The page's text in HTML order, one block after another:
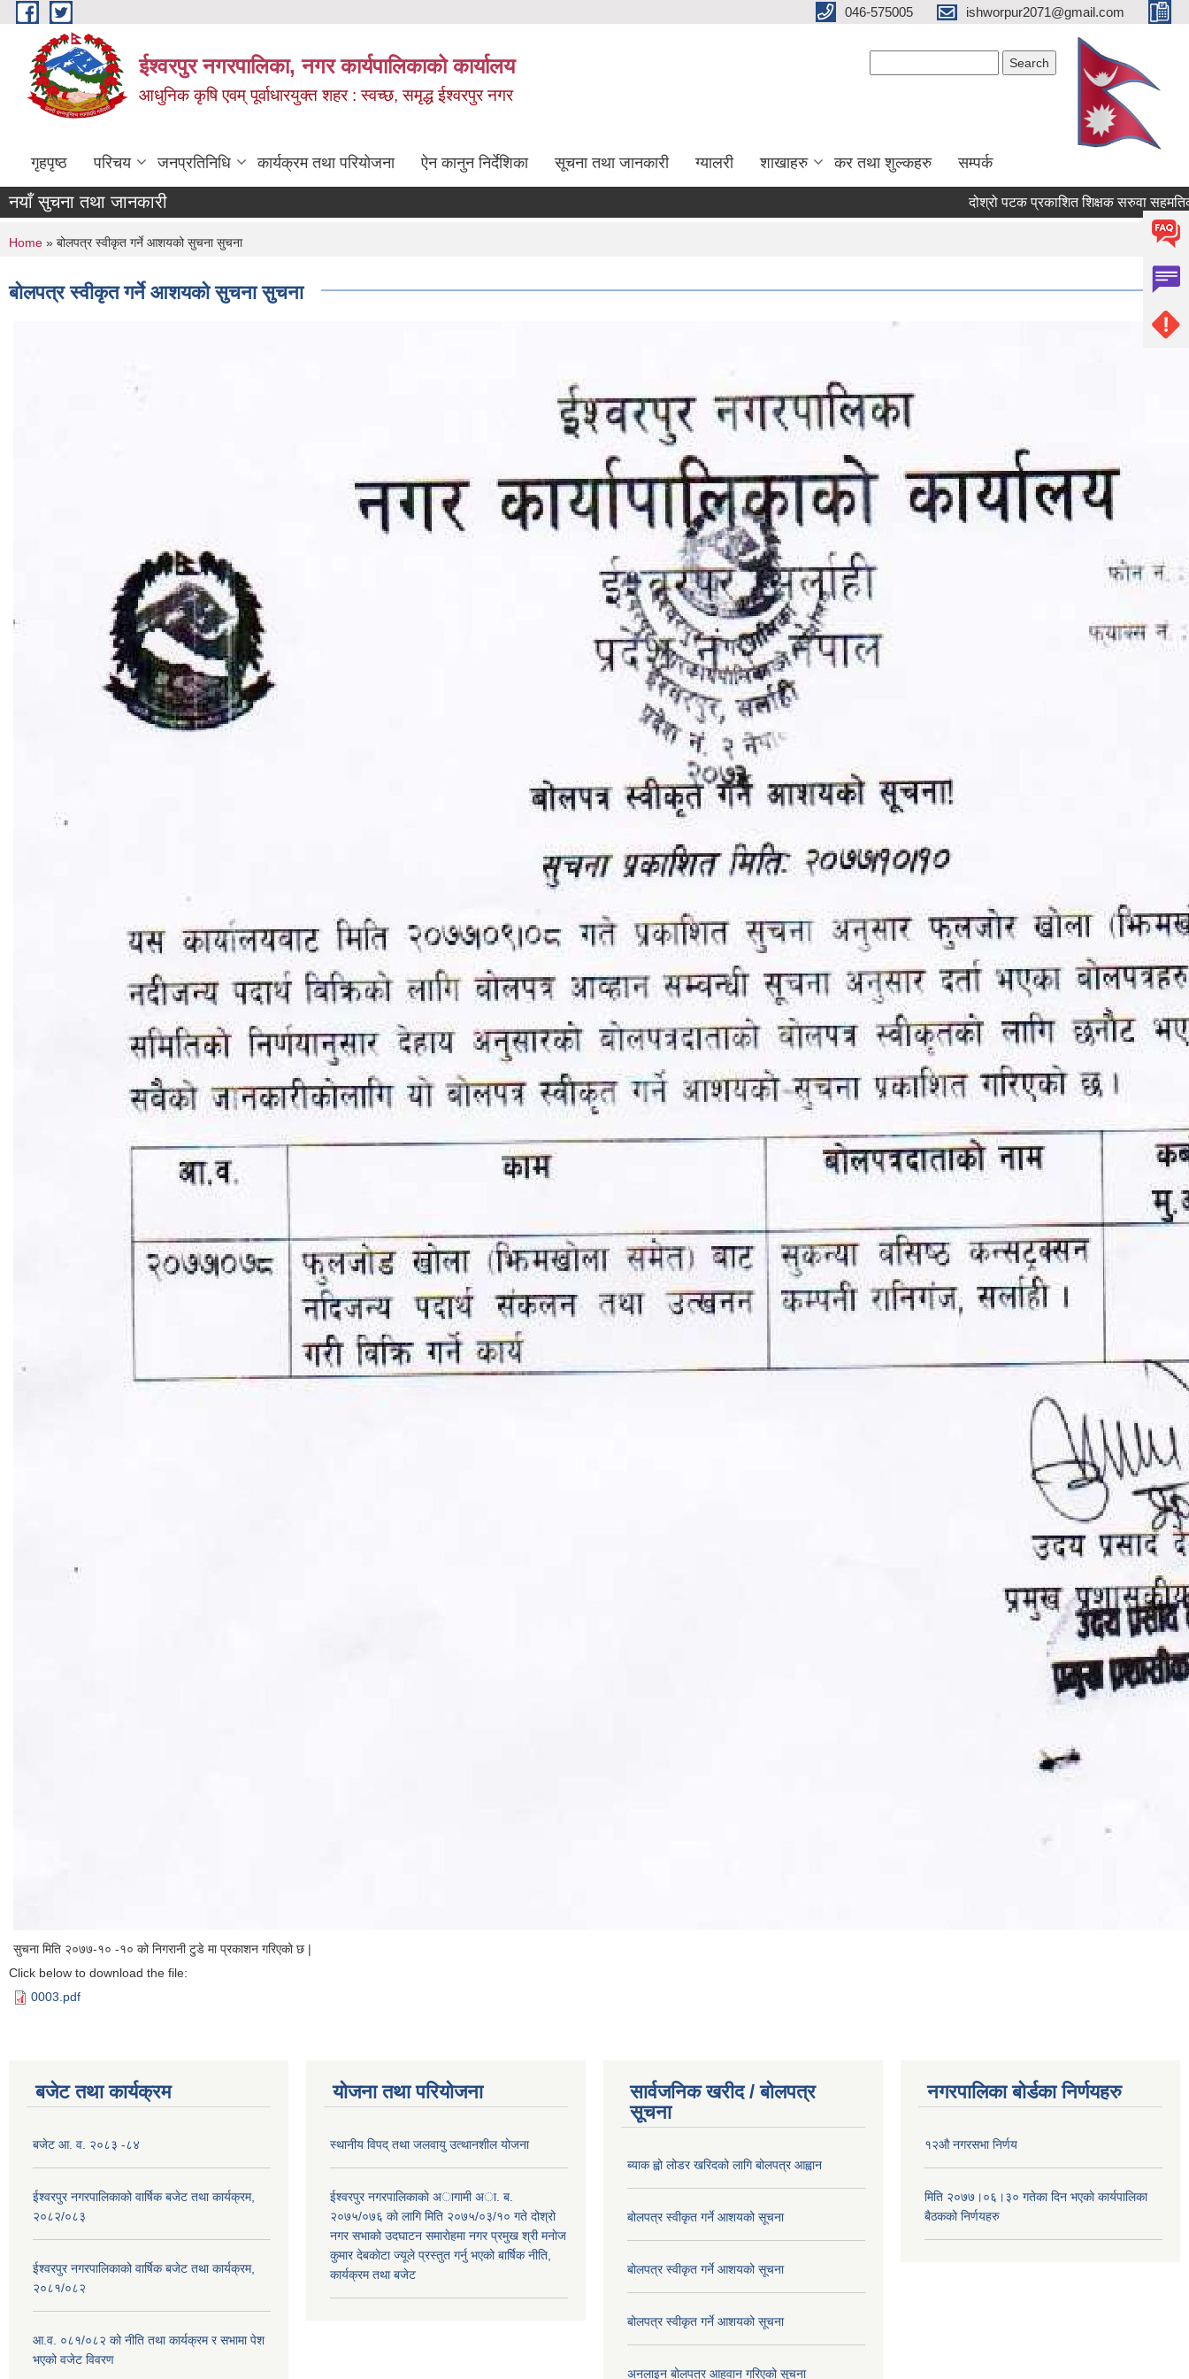
Skip to main content 046-575005 ishworpur2071@gmail.com
ईश्वरपुर नगरपालिका, नगर कार्यपालिकाको कार्यालय
आधुनिक कृषि एवम् पूर्वाधारयुक्त शहर : स्वच्छ, समृद्ध ईश्वरपुर नगर
गृहपृष्ठ परिचय जनप्रतिनिधि कार्यक्रम तथा परियोजना ऐन कानुन निर्देशिका सूचना तथा जानकारी ग्यालरी शाखाहरु कर तथा शुल्कहरु सम्पर्क
नयाँ सुचना तथा जानकारी दोश्रो पटक प्रकाशित शिक्षक सरुवा सहमतिको लागि
You are here
Home » बोलपत्र स्वीकृत गर्ने आशयको सुचना सुचना
बोलपत्र स्वीकृत गर्ने आशयको सुचना सुचना
सुचना मिति २०७७-१० -१० को निगरानी टुडे मा प्रकाशन गरिएको छ |
Click below to download the file:
0003.pdf
बजेट तथा कार्यक्रम
बजेट आ. व. २०८३ -८४
ईश्वरपुर नगरपालिकाको वार्षिक बजेट तथा कार्यक्रम,
२०८२/०८३
ईश्वरपुर नगरपालिकाको वार्षिक बजेट तथा कार्यक्रम,
२०८१/०८२
आ.व. ०८१/०८२ को नीति तथा कार्यक्रम र सभामा पेश
भएको वजेट विवरण
योजना तथा परियोजना
स्थानीय विपद् तथा जलवायु उत्थानशील योजना
ईश्वरपुर नगरपालिकाकाे अागामी अा. ब.
२०७५/०७६ काे लागि मिति २०७५/०३/१० गते दोश्रो
नगर सभाको उदघाटन समाराेहमा नगर प्रमुख श्री मनाेज
कुमार देबकाेटा ज्यूले प्रस्तुत गर्नु भएको बार्षिक नीति,
कार्यक्रम तथा बजेट
सार्वजनिक खरीद / बोलपत्र
सूचना
ब्याक ह्वो लोडर खरिदको लागि बोलपत्र आह्वान
बोलपत्र स्वीकृत गर्ने आशयको सूचना
बोलपत्र स्वीकृत गर्ने आशयको सूचना
बोलपत्र स्वीकृत गर्ने आशयको सूचना
अनलाइन बोलपत्र आहवान गरिएको सूचना
नगरपालिका बोर्डका निर्णयहरु
१२औ नगरसभा निर्णय
मिति २०७७।०६।३० गतेका दिन भएकाे कार्यपालिका
बैठकको निर्णयहरु